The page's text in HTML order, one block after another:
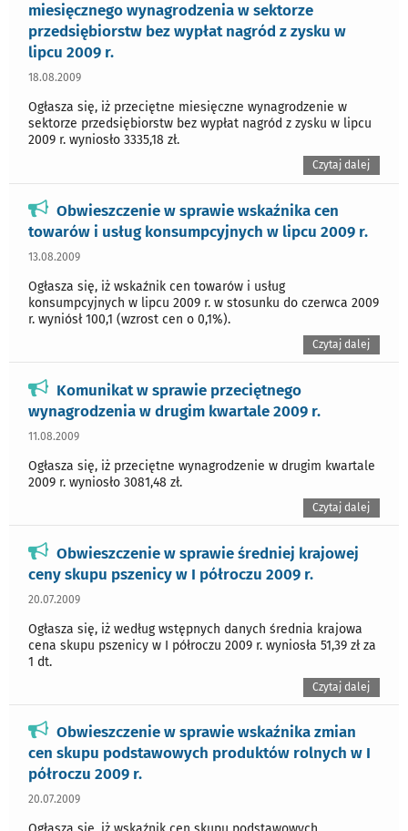
miesięcznego wynagrodzenia w sektorze
przedsiębiorstw bez wypłat nagród z zysku w
lipcu 2009 r.
18.08.2009
Ogłasza się, iż przeciętne miesięczne wynagrodzenie w
sektorze przedsiębiorstw bez wypłat nagród z zysku w lipcu
2009 r. wyniosło 3335,18 zł.
Czytaj dalej
Obwieszczenie w sprawie wskaźnika cen
towarów i usług konsumpcyjnych w lipcu 2009 r.
13.08.2009
Ogłasza się, iż wskaźnik cen towarów i usług
konsumpcyjnych w lipcu 2009 r. w stosunku do czerwca 2009
r. wyniósł 100,1 (wzrost cen o 0,1%).
Czytaj dalej
Komunikat w sprawie przeciętnego
wynagrodzenia w drugim kwartale 2009 r.
11.08.2009
Ogłasza się, iż przeciętne wynagrodzenie w drugim kwartale
2009 r. wyniosło 3081,48 zł.
Czytaj dalej
Obwieszczenie w sprawie średniej krajowej
ceny skupu pszenicy w I półroczu 2009 r.
20.07.2009
Ogłasza się, iż według wstępnych danych średnia krajowa
cena skupu pszenicy w I półroczu 2009 r. wyniosła 51,39 zł za
1 dt.
Czytaj dalej
Obwieszczenie w sprawie wskaźnika zmian
cen skupu podstawowych produktów rolnych w I
półroczu 2009 r.
20.07.2009